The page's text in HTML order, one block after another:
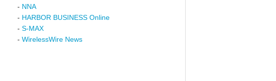
- NNA
- HARBOR BUSINESS Online
- S-MAX
- WirelessWire News